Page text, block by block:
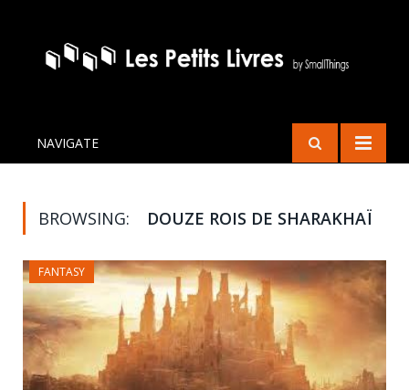
NAVIGATE
BROWSING: DOUZE ROIS DE SHARAKHAÏ
FANTASY